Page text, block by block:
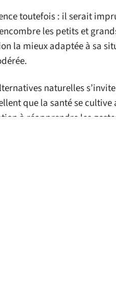
toutefois : il serait
les petits et
la mieux adaptée à sa
naturelles
que la santé se cultive
à réapprendre les